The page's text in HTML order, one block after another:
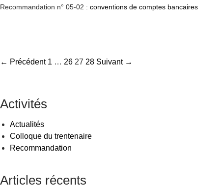
Recommandation n° 05-02 : conventions de comptes bancaires
Navigation
← Précédent 1 … 26 27 28 Suivant →
Activités
Actualités
Colloque du trentenaire
Recommandation
Articles récents